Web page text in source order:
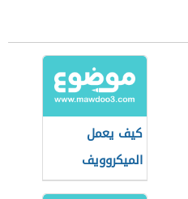
كيف يعمل
الميكروويف